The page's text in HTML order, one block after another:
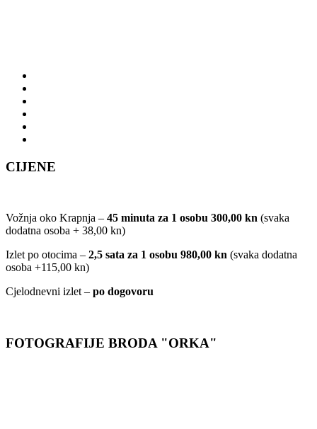
CIJENE
Vožnja oko Krapnja – 45 minuta za 1 osobu 300,00 kn (svaka
dodatna osoba + 38,00 kn)
Izlet po otocima – 2,5 sata za 1 osobu 980,00 kn (svaka dodatna
osoba +115,00 kn)
Cjelodnevni izlet – po dogovoru
FOTOGRAFIJE BRODA "ORKA"